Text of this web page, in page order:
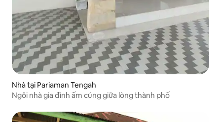
Nhà tại Pariaman Tengah
Ngôi nhà gia đình ấm cúng giữa lòng thành phố